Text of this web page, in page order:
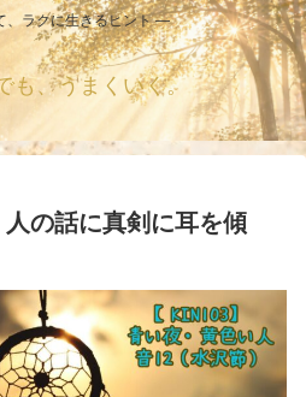
、ラクに生きるヒント ―
も、うまくいく。
の話に真剣に耳を傾